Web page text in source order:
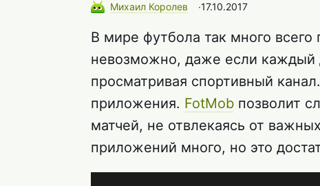
Михаил Королев ∙17.10.2017
В мире футбола так много всего
невозможно, даже если каждый
просматривая спортивный
приложения. FotMob позволит
матчей, не отвлекаясь от
приложений много, но это